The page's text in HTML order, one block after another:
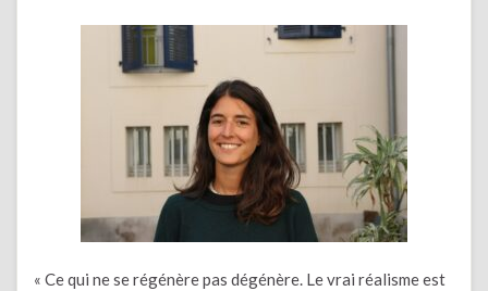
« Ce qui ne se régénère pas dégénère. Le vrai réalisme est